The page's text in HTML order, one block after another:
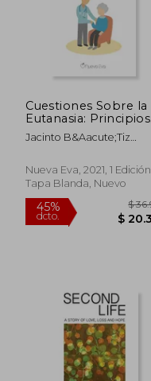
Cuestiones Sobre la
Eutanasia: Principios
Para Cuidar la Vida de
Quien Sufre
Jacinto B&Aacute;Tiz
Nueva Eva, 2021, 1 Edición,
Tapa Blanda, Nuevo